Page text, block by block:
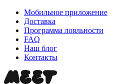
Мобильное приложение
Доставка
Программа лояльности
FAQ
Наш блог
Контакты